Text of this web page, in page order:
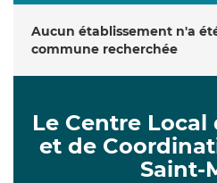
Aucun établissement n'a
commune recherchée
Le Centre Local
et de
Saint-